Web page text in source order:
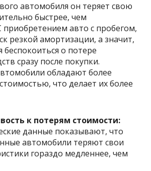
автомобиля он теряет свою
быстрее, чем
авто с пробегом,
резкой амортизации, а значит,
беспокоиться о потере
сразу после покупки.
обладают более
что делает их более
к потерям стоимости:
данные показывают, что
автомобили теряют свои
гораздо медленнее, чем